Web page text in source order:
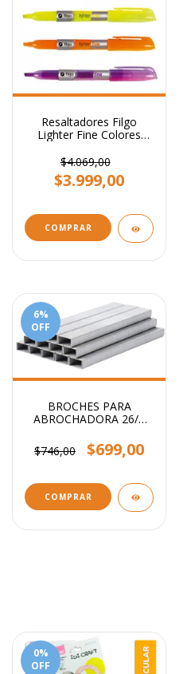
Resaltadores Filgo
Lighter Fine Colores
$4.069,00
$3.999,00
COMPRAR
6%
OFF
BROCHES PARA
ABROCHADORA 26/6
$746,00
$699,00
COMPRAR
0%
OFF